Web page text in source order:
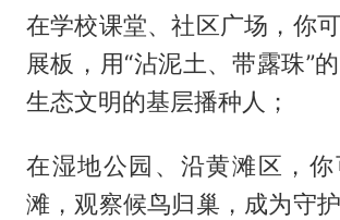
在学校课堂、社区广场，你
展板，用“沾泥土、带露珠”
生态文明的基层播种人；
在湿地公园、沿黄滩区，
滩，观察候鸟归巢，成为守